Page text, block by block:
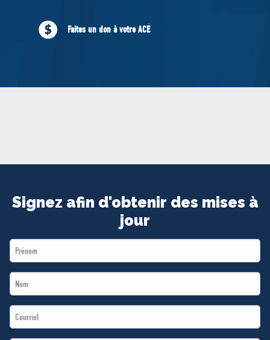
BOUTIQUE
Faites un don à votre ACÉ
Signez afin d'obtenir des mises à
jour
First
Name
Last
Name
Email
*